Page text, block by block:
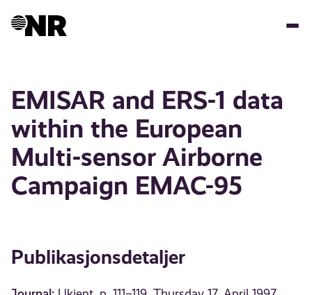
EMISAR and ERS-1 data
within the European
Multi-sensor Airborne
Campaign EMAC-95
Publikasjonsdetaljer